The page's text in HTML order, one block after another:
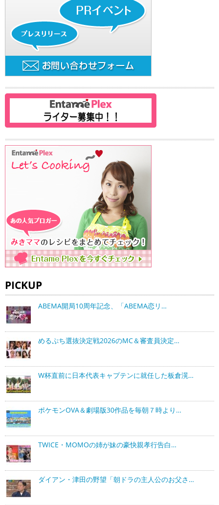
PICKUP
ABEMA開局10周年記念、「ABEMA恋リ…
めるぷち選抜決定戦2026のMC＆審査員決定…
W杯直前に日本代表キャプテンに就任した板倉滉…
ポケモンOVA＆劇場版30作品を毎朝７時より…
TWICE・MOMOの姉が妹の豪快親孝行告白…
ダイアン・津田の野望「朝ドラの主人公のお父さ…